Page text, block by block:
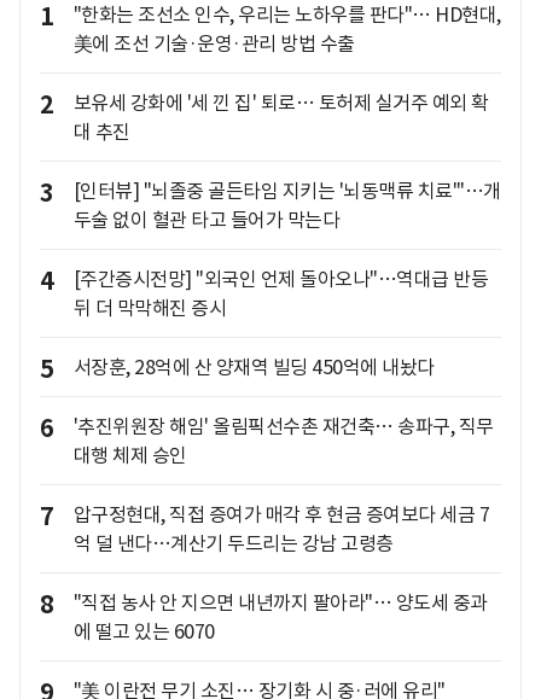
1
"한화는 조선소 인수, 우리는 노하우를 판다"… HD현대,
美에 조선 기술·운영·관리 방법 수출
2
보유세 강화에 '세 낀 집' 퇴로… 토허제 실거주 예외 확
대 추진
3
[인터뷰] "뇌졸중 골든타임 지키는 '뇌동맥류 치료'"…개
두술 없이 혈관 타고 들어가 막는다
4
[주간증시전망] "외국인 언제 돌아오나"…역대급 반등
뒤 더 막막해진 증시
5 서장훈, 28억에 산 양재역 빌딩 450억에 내놨다
6
'추진위원장 해임' 올림픽선수촌 재건축… 송파구, 직무
대행 체제 승인
7
압구정현대, 직접 증여가 매각 후 현금 증여보다 세금 7
억 덜 낸다…계산기 두드리는 강남 고령층
8
"직접 농사 안 지으면 내년까지 팔아라"… 양도세 중과
에 떨고 있는 6070
"美 이란전 무기 소진… 장기화 시 중·러에 유리"